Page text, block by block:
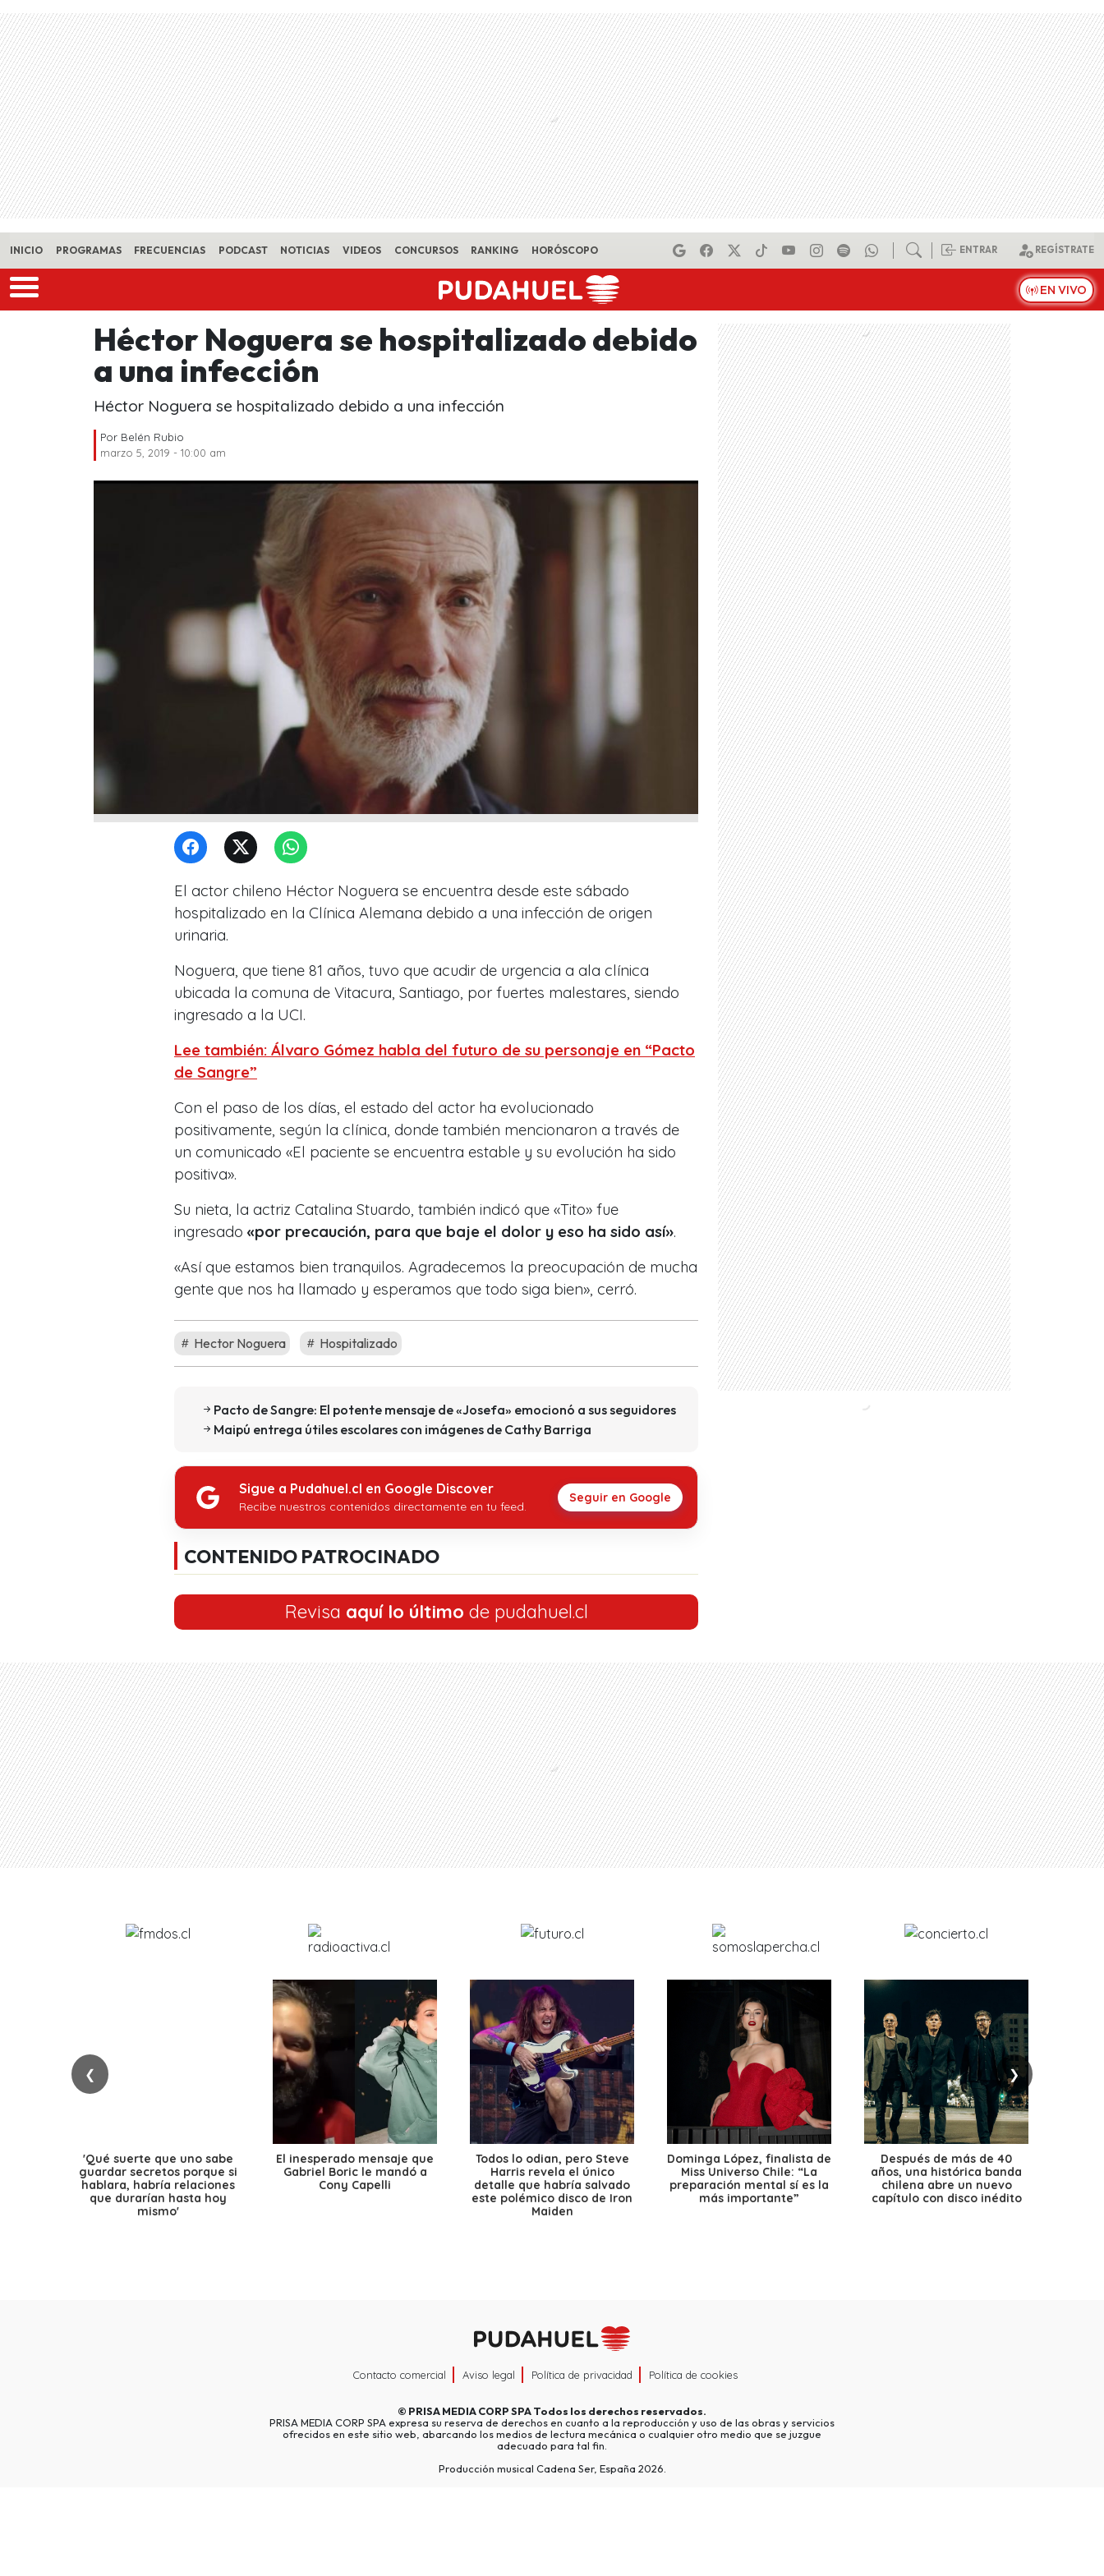
Skip to main content
INICIO PROGRAMAS FRECUENCIAS PODCAST NOTICIAS VIDEOS CONCURSOS RANKING HORÓSCOPO ENTRAR REGÍSTRATE
EN VIVO
Héctor Noguera se hospitalizado debido
a una infección
Héctor Noguera se hospitalizado debido a una infección
Por Belén Rubio
marzo 5, 2019 - 10:00 am
El actor chileno Héctor Noguera se encuentra desde este sábado
hospitalizado en la Clínica Alemana debido a una infección de origen
urinaria.
Noguera, que tiene 81 años, tuvo que acudir de urgencia a ala clínica
ubicada la comuna de Vitacura, Santiago, por fuertes malestares, siendo
ingresado a la UCI.
Lee también: Álvaro Gómez habla del futuro de su personaje en “Pacto
de Sangre”
Con el paso de los días, el estado del actor ha evolucionado
positivamente, según la clínica, donde también mencionaron a través de
un comunicado «El paciente se encuentra estable y su evolución ha sido
positiva».
Su nieta, la actriz Catalina Stuardo, también indicó que «Tito» fue
ingresado «por precaución, para que baje el dolor y eso ha sido así».
«Así que estamos bien tranquilos. Agradecemos la preocupación de mucha
gente que nos ha llamado y esperamos que todo siga bien», cerró.
Hector Noguera Hospitalizado
Pacto de Sangre: El potente mensaje de «Josefa» emocionó a sus seguidores
Maipú entrega útiles escolares con imágenes de Cathy Barriga
Sigue a Pudahuel.cl en Google Discover
Recibe nuestros contenidos directamente en tu feed.
Seguir en Google
CONTENIDO PATROCINADO
Revisa aquí lo último de pudahuel.cl
❮ ❯
'Qué suerte que uno sabe
guardar secretos porque si
hablara, habría relaciones
que durarían hasta hoy
mismo'
El inesperado mensaje que
Gabriel Boric le mandó a
Cony Capelli
Todos lo odian, pero Steve
Harris revela el único
detalle que habría salvado
este polémico disco de Iron
Maiden
Dominga López, finalista de
Miss Universo Chile: “La
preparación mental sí es la
más importante”
Después de más de 40
años, una histórica banda
chilena abre un nuevo
capítulo con disco inédito
Contacto comercial Aviso legal Política de privacidad Política de cookies
© PRISA MEDIA CORP SPATodos los derechos reservados.
PRISA MEDIA CORP SPA expresa su reserva de derechos en cuanto a la reproducción y uso de las obras y servicios
ofrecidos en este sitio web, abarcando los medios de lectura mecánica o cualquier otro medio que se juzgue
adecuado para tal fin.
Producción musical Cadena Ser, España 2026.